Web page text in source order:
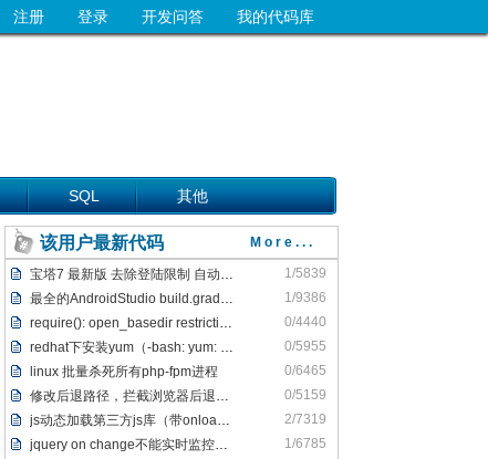
我的代码库
开发问答
登录
注册
SQL 其他
该用户最新代码
More...
1/5839
宝塔7 最新版 去除登陆限制 自动跳转/bind方法 去掉登陆弹框
1/9386
最全的AndroidStudio build.gradle报错解决方案
0/4440
require(): open_basedir restriction解决办法
0/5955
redhat下安装yum（-bash: yum: command not fo
0/6465
linux 批量杀死所有php-fpm进程
0/5159
修改后退路径，拦截浏览器后退，并弹出窗口
2/7319
js动态加载第三方js库（带onload功能）
1/6785
jquery on change不能实时监控输入内容解决方法